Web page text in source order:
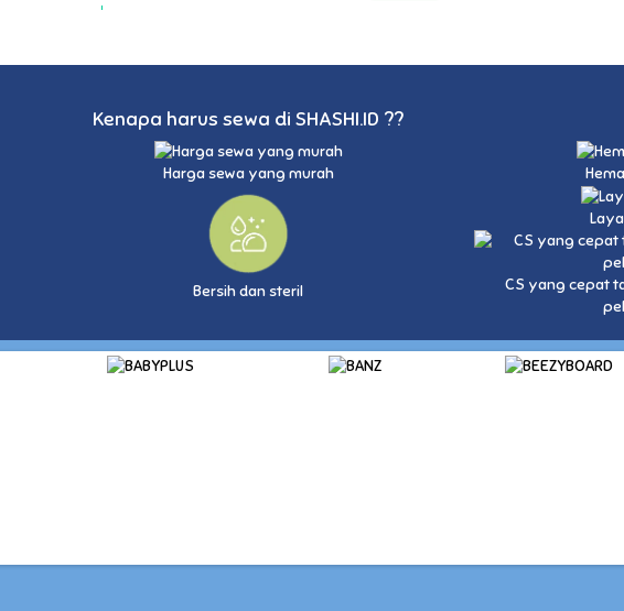
Kenapa harus sewa di SHASHI.ID ??
Harga sewa yang murah
Bersih dan steril
CS yang cepat